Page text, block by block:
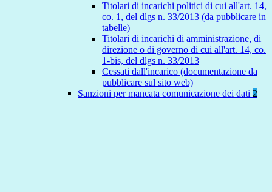
Titolari di incarichi politici di cui all'art. 14,
co. 1, del dlgs n. 33/2013 (da pubblicare in
tabelle)
Titolari di incarichi di amministrazione, di
direzione o di governo di cui all'art. 14, co.
1-bis, del dlgs n. 33/2013
Cessati dall'incarico (documentazione da
pubblicare sul sito web)
Sanzioni per mancata comunicazione dei dati 2